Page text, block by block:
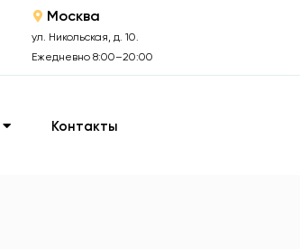
Москва
ул. Никольская, д. 10.
Ежедневно 8:00–20:00
Контакты